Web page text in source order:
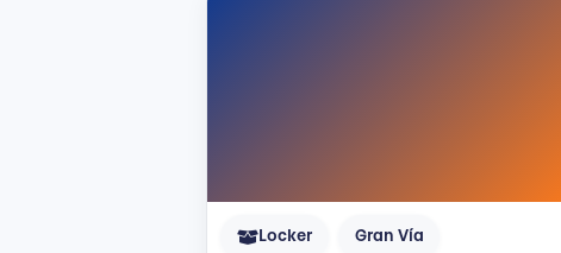
Locker Gran Vía